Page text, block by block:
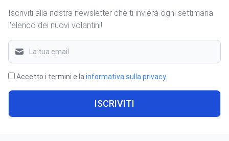
Iscriviti alla nostra newsletter che ti invierà ogni settimana
l'elenco dei nuovi volantini!
Accetto i termini e la informativa sulla privacy.
ISCRIVITI